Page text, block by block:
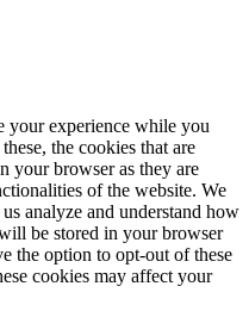
your experience while you
the cookies that are
your browser as they are
of the website. We
analyze and understand how
be stored in your browser
the option to opt-out of these
cookies may affect your